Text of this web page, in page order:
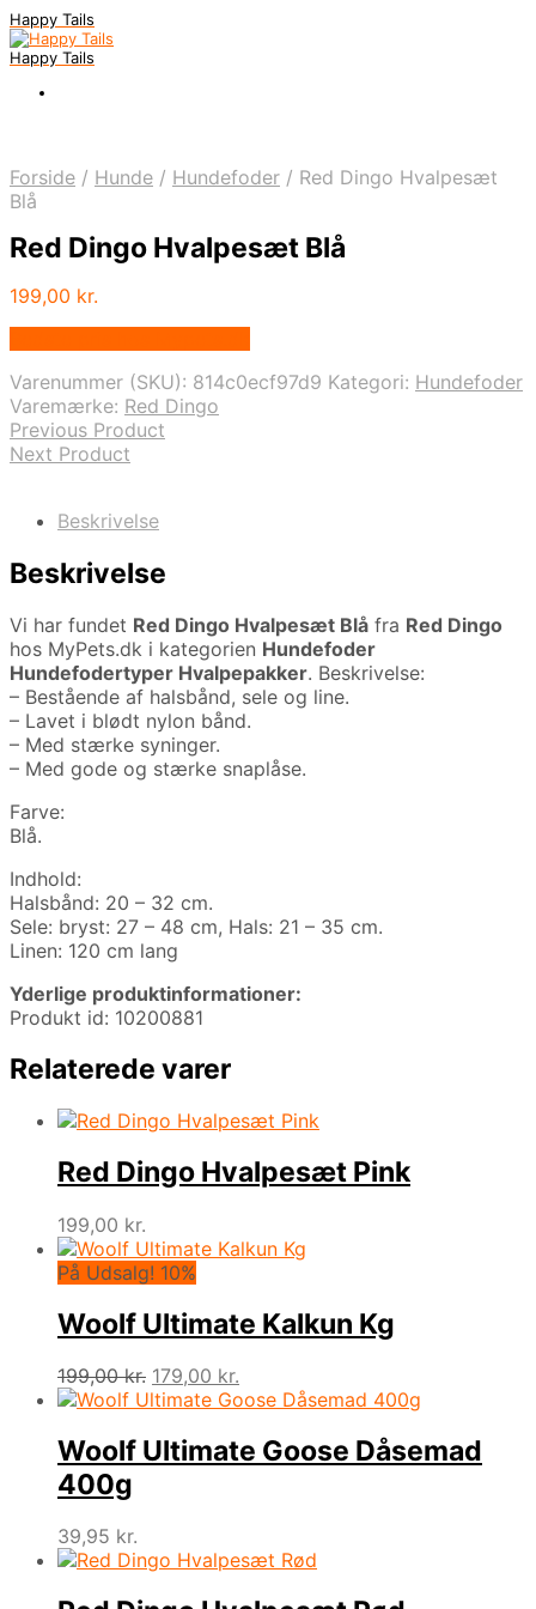
Happy Tails
Happy Tails
Forside / Hunde / Hundefoder / Red Dingo Hvalpesæt
Blå
Red Dingo Hvalpesæt Blå
199,00 kr.
Varenummer (SKU): 814c0ecf97d9 Kategori: Hundefoder
Varemærke: Red Dingo
Previous Product
Next Product
Beskrivelse
Beskrivelse
Vi har fundet Red Dingo Hvalpesæt Blå fra Red Dingo
hos MyPets.dk i kategorien Hundefoder
Hundefodertyper Hvalpepakker. Beskrivelse:
– Bestående af halsbånd, sele og line.
– Lavet i blødt nylon bånd.
– Med stærke syninger.
– Med gode og stærke snaplåse.
Farve:
Blå.
Indhold:
Halsbånd: 20 – 32 cm.
Sele: bryst: 27 – 48 cm, Hals: 21 – 35 cm.
Linen: 120 cm lang
Yderlige produktinformationer:
Produkt id: 10200881
Relaterede varer
Red Dingo Hvalpesæt Pink
199,00 kr.
På Udsalg! 10%
Woolf Ultimate Kalkun Kg
199,00kr. Den
oprindelige
var:
199,00 kr..
179,00 kr.
aktuelle
er:
179,00 kr..
Woolf Ultimate Goose Dåsemad
400g
39,95 kr.